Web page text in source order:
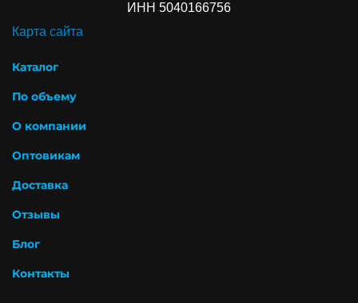
ИНН 5040166756
Карта сайта
Каталог
По объему
О компании
Оптовикам
Доставка
Отзывы
Блог
Контакты